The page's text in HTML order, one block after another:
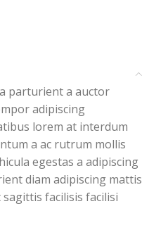
parturient a auctor
adipiscing
lorem at interdum
a ac rutrum mollis
egestas a adipiscing
diam adipiscing mattis
facilisis facilisi